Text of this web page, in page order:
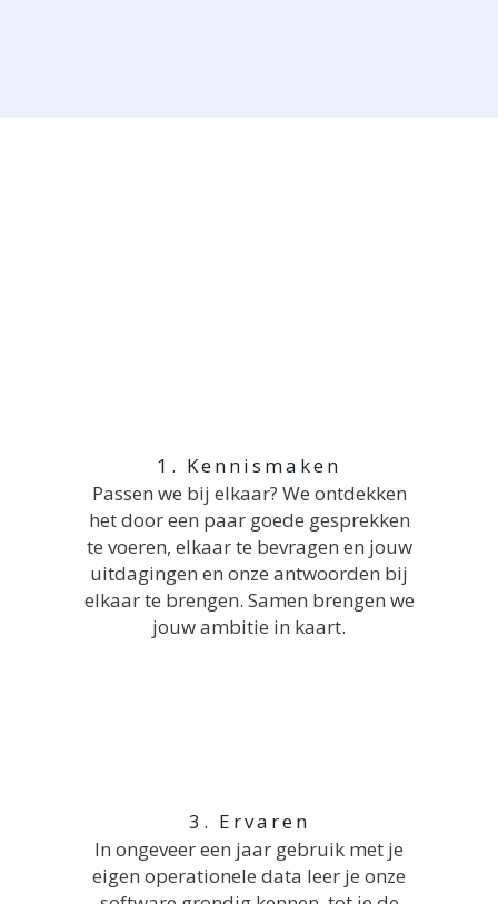
1. Kennismaken
Passen we bij elkaar? We ontdekken
het door een paar goede gesprekken
te voeren, elkaar te bevragen en jouw
uitdagingen en onze antwoorden bij
elkaar te brengen. Samen brengen we
jouw ambitie in kaart.
3. Ervaren
In ongeveer een jaar gebruik met je
eigen operationele data leer je onze